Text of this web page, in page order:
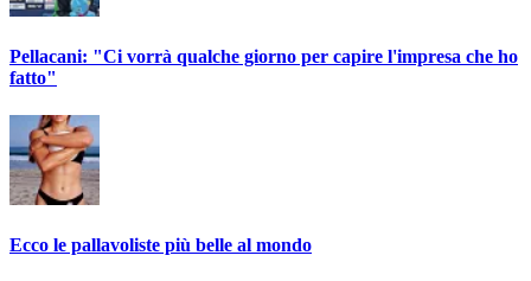
Pellacani: "Ci vorrà qualche giorno per capire l'impresa che ho
fatto"
Ecco le pallavoliste più belle al mondo